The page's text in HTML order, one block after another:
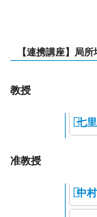
【連携講座】局
教授
七
准教授
中